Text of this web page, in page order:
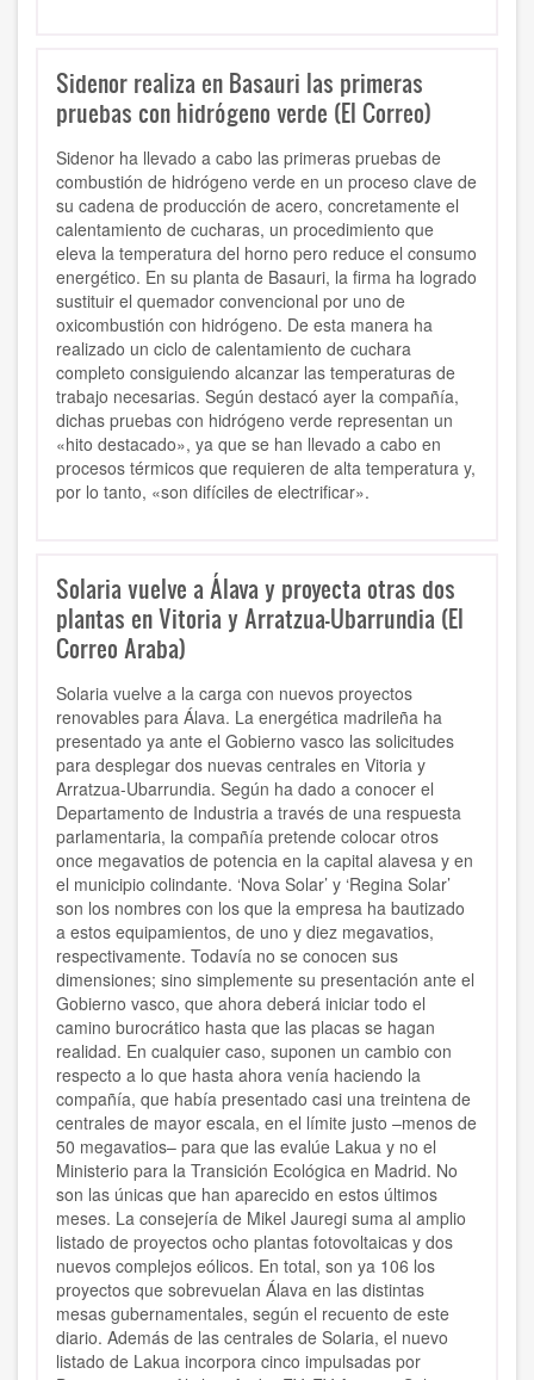
Sidenor realiza en Basauri las primeras
pruebas con hidrógeno verde (El Correo)
Sidenor ha llevado a cabo las primeras pruebas de
combustión de hidrógeno verde en un proceso clave de
su cadena de producción de acero, concretamente el
calentamiento de cucharas, un procedimiento que
eleva la temperatura del horno pero reduce el consumo
energético. En su planta de Basauri, la firma ha logrado
sustituir el quemador convencional por uno de
oxicombustión con hidrógeno. De esta manera ha
realizado un ciclo de calentamiento de cuchara
completo consiguiendo alcanzar las temperaturas de
trabajo necesarias. Según destacó ayer la compañía,
dichas pruebas con hidrógeno verde representan un
«hito destacado», ya que se han llevado a cabo en
procesos térmicos que requieren de alta temperatura y,
por lo tanto, «son difíciles de electrificar».
Solaria vuelve a Álava y proyecta otras dos
plantas en Vitoria y Arratzua-Ubarrundia (El
Correo Araba)
Solaria vuelve a la carga con nuevos proyectos
renovables para Álava. La energética madrileña ha
presentado ya ante el Gobierno vasco las solicitudes
para desplegar dos nuevas centrales en Vitoria y
Arratzua-Ubarrundia. Según ha dado a conocer el
Departamento de Industria a través de una respuesta
parlamentaria, la compañía pretende colocar otros
once megavatios de potencia en la capital alavesa y en
el municipio colindante. ‘Nova Solar’ y ‘Regina Solar’
son los nombres con los que la empresa ha bautizado
a estos equipamientos, de uno y diez megavatios,
respectivamente. Todavía no se conocen sus
dimensiones; sino simplemente su presentación ante el
Gobierno vasco, que ahora deberá iniciar todo el
camino burocrático hasta que las placas se hagan
realidad. En cualquier caso, suponen un cambio con
respecto a lo que hasta ahora venía haciendo la
compañía, que había presentado casi una treintena de
centrales de mayor escala, en el límite justo –menos de
50 megavatios– para que las evalúe Lakua y no el
Ministerio para la Transición Ecológica en Madrid. No
son las únicas que han aparecido en estos últimos
meses. La consejería de Mikel Jauregi suma al amplio
listado de proyectos ocho plantas fotovoltaicas y dos
nuevos complejos eólicos. En total, son ya 106 los
proyectos que sobrevuelan Álava en las distintas
mesas gubernamentales, según el recuento de este
diario. Además de las centrales de Solaria, el nuevo
listado de Lakua incorpora cinco impulsadas por